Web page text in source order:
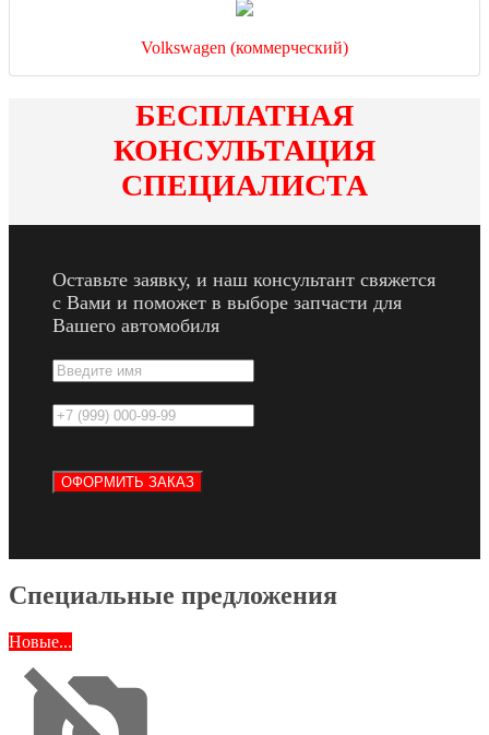
Volkswagen (коммерческий)
БЕСПЛАТНАЯ
КОНСУЛЬТАЦИЯ
СПЕЦИАЛИСТА
Оставьте заявку, и наш консультант свяжется
с Вами и поможет в выборе запчасти для
Вашего автомобиля
Специальные предложения
Новые...